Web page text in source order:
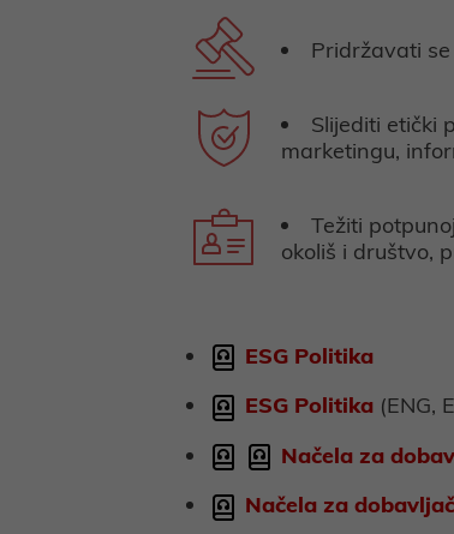
Pridržavati
Slijediti etički
marketingu,
Težiti
okoliš i društvo,
ESG Politika
ESG Politika (ENG,
Načela za
Načela za